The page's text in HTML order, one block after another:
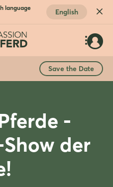
language
English
Save the Date
-
der